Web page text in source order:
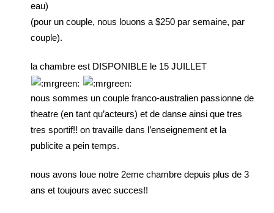
eau)
(pour un couple, nous louons a $250 par semaine, par
couple).
la chambre est DISPONIBLE le 15 JUILLET
nous sommes un couple franco-australien passionne de
theatre (en tant qu’acteurs) et de danse ainsi que tres
tres sportif!! on travaille dans l’enseignement et la
publicite a pein temps.
nous avons loue notre 2eme chambre depuis plus de 3
ans et toujours avec succes!!